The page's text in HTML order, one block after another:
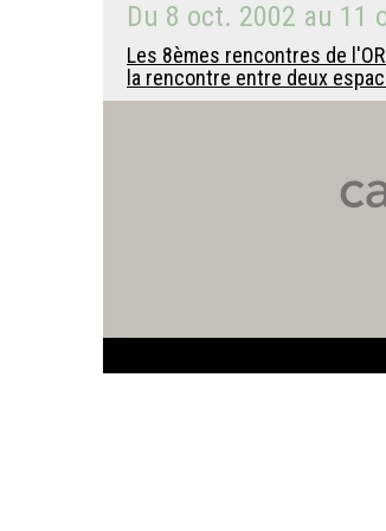
Du 8 oct. 2002 au 11
Les 8èmes rencontres de
la rencontre entre deux